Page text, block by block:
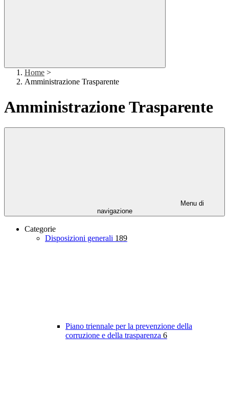
Home >
Amministrazione Trasparente
Amministrazione Trasparente
Menu di
navigazione
Categorie
Disposizioni generali 189
Piano triennale per la prevenzione della
corruzione e della trasparenza 6